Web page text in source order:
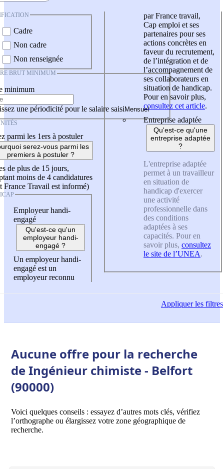
Cadre
Non cadre
Non renseignée
BRUT MINIMUM
minimum
une périodicité pour le salaire saisi
parmi les 1ers à postuler
serez-vous parmi les
premiers à postuler ?
de plus de 15 jours,
moins de 4 candidatures
France Travail est informé)
Employeur handi-
engagé
Qu'est-ce qu'un
employeur handi-
engagé ?
Un employeur handi-
engagé est un
employeur reconnu
par France travail,
Cap emploi et ses
partenaires pour ses
actions concrètes en
faveur du recrutement,
de l’intégration et de
l’accompagnement de
ses collaborateurs en
situation de handicap.
Pour en savoir plus,
consultez cet article.
Entreprise adaptée
Qu'est-ce qu'une
entreprise adaptée
?
L'entreprise adaptée
permet à un travailleur
en situation de
handicap d'exercer
une activité
professionnelle dans
des conditions
adaptées à ses
capacités. Pour en
savoir plus, consultez
le site de l’UNEA.
Appliquerles filtres
Aucune offre pour la recherche
de Ingénieur chimiste - Belfort
(90000)
Voici quelques conseils : essayez d’autres mots clés, vérifiez
l’orthographe ou élargissez votre zone géographique de
recherche.